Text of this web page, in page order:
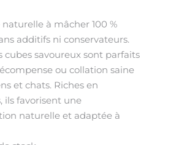
à mâcher 100 %
additifs ni conservateurs.
cubes savoureux sont parfaits
ou collation saine
et chats. Riches en
ils favorisent une
naturelle et adaptée à